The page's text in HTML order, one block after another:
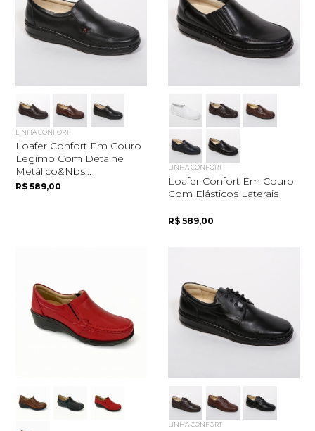
LINHA CONFORT
Loafer Confort Em Couro
Legímo Com Detalhe
Metálico&nbs...
R$ 589,00
LINHA CONFORT
Loafer Confort Em Couro
Com Elásticos Laterais
R$ 589,00
LINHA CONFORT